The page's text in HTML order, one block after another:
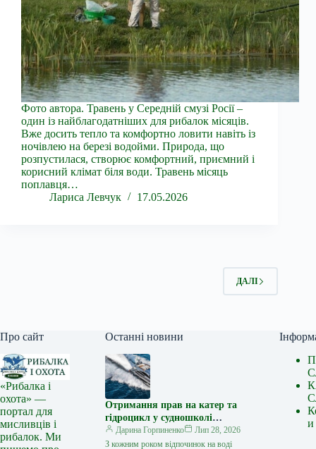
Фото автора. Травень у Середній смузі Росії –
один із найблагодатніших для рибалок місяців.
Вже досить тепло та комфортно ловити навіть із
ночівлею на березі водойми. Природа, що
розпустилася, створює комфортний, приємний і
корисний клімат біля води. Травень місяць
поплавця…
Лариса Левчук
17.05.2026
ДАЛІ
Про сайт
«Рибалка і
охота» —
портал для
мисливців і
рибалок. Ми
Останні новини
Отримання прав на катер та
гідроцикл у судношколі
«Либідь-А»: від теорії до
іспиту
Дарина Горпиненко
Лип 28, 2026
З кожним роком відпочинок на воді
и